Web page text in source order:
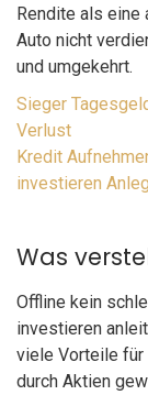
Rendite als eine
Auto nicht
und umgekehrt.
Sieger
Verlust
Kredit
investieren
Was
Offline kein
investieren
viele Vorteile für
durch Aktien